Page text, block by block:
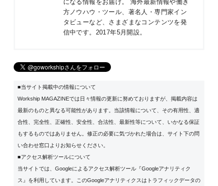
になる情報をお届け。 海外最新情報や働き
方ノウハウ・ツール、著名人・専門家イン
タビューなど、さまざまなコンテンツを発
信中です。2017年5月開設。
■当サイト掲載中の情報について
Workship MAGAZINEでは日々情報の更新に努めておりますが、掲載内容は
最新のものと異なる可能性があります。当該情報について、その有用性、適
合性、完全性、正確性、安全性、合法性、最新性等について、いかなる保証
もするものではありません。修正の必要に気づかれた場合は、サイト下の問
い合わせ窓口よりお知らせください。
■アクセス解析ツールについて
当サイトでは、Googleによるアクセス解析ツール『Googleアナリティク
ス』を利用しています。このGoogleアナリティクスはトラフィックデータの